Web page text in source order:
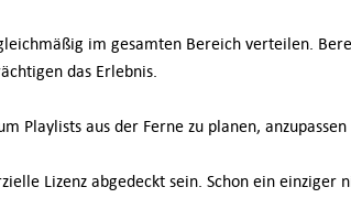
im gesamten Bereich verteilen.
das Erlebnis.
Playlists aus der Ferne zu planen, anzupassen
Lizenz abgedeckt sein. Schon ein einziger